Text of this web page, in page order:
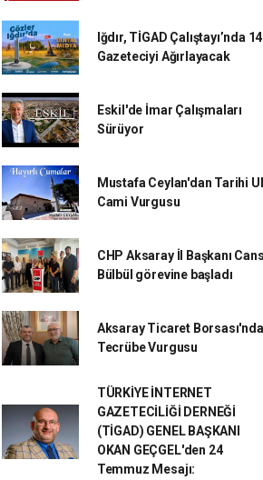
Iğdır, TİGAD Çalıştayı’nda
Gazeteciyi Ağırlayacak
Eskil'de İmar Çalışmaları
Sürüyor
Mustafa Ceylan'dan Tarihi
Cami Vurgusu
CHP Aksaray İl Başkanı
Bülbül görevine başladı
Aksaray Ticaret Borsası'nda
Tecrübe Vurgusu
TÜRKİYE İNTERNET
GAZETECİLİĞİ DERNEĞİ
(TİGAD) GENEL BAŞKANI
OKAN GEÇGEL'den 24
Temmuz Mesajı: